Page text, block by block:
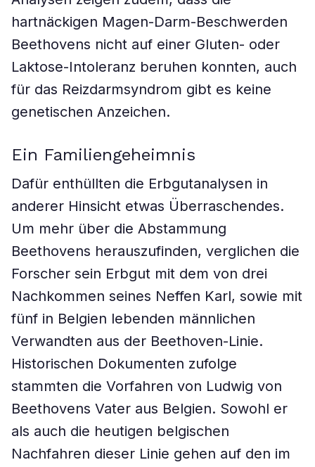
hartnäckigen Magen-Darm-Beschwerden
Beethovens nicht auf einer Gluten- oder
Laktose-Intoleranz beruhen konnten, auch
für das Reizdarmsyndrom gibt es keine
genetischen Anzeichen.
Ein Familiengeheimnis
Dafür enthüllten die Erbgutanalysen in
anderer Hinsicht etwas Überraschendes.
Um mehr über die Abstammung
Beethovens herauszufinden, verglichen die
Forscher sein Erbgut mit dem von drei
Nachkommen seines Neffen Karl, sowie mit
fünf in Belgien lebenden männlichen
Verwandten aus der Beethoven-Linie.
Historischen Dokumenten zufolge
stammten die Vorfahren von Ludwig von
Beethovens Vater aus Belgien. Sowohl er
als auch die heutigen belgischen
Nachfahren dieser Linie gehen auf den im